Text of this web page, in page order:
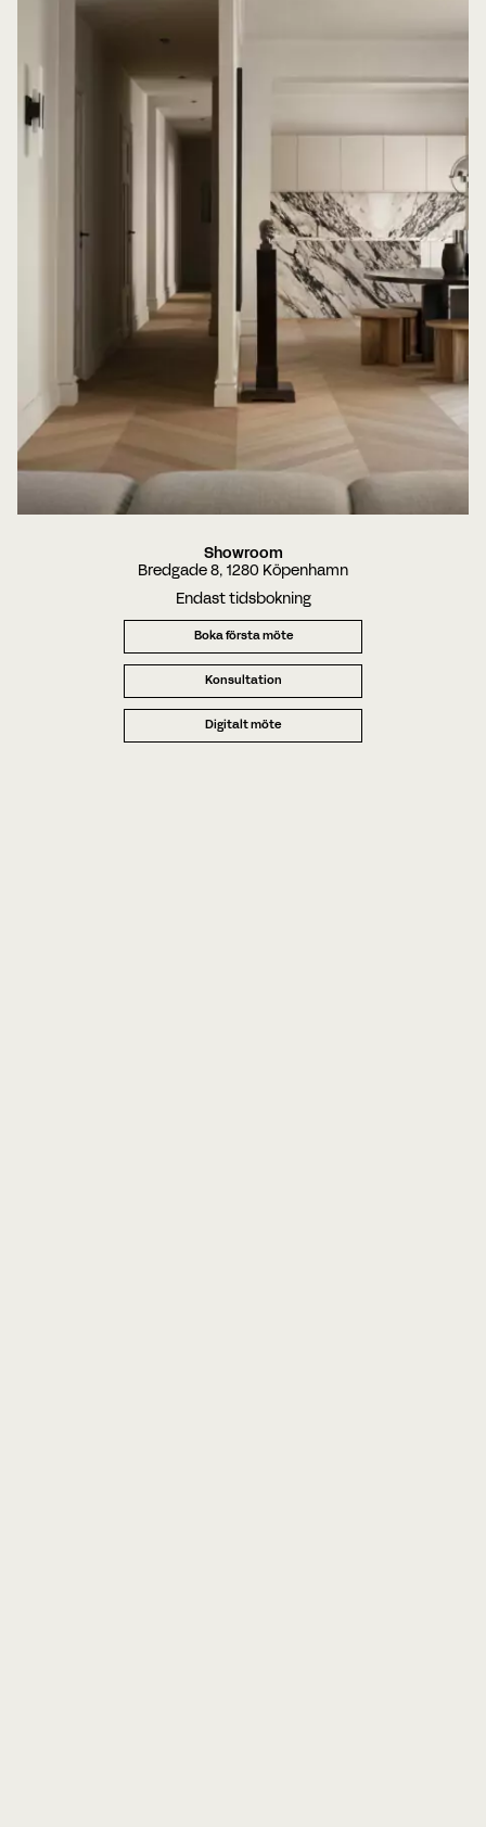
Showroom
Bredgade 8, 1280 Köpenhamn
Endast tidsbokning
Boka första möte
Konsultation
Digitalt möte